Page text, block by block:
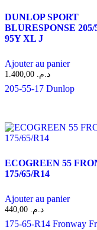
DUNLOP SPORT
BLURESPONSE 205/
95Y XL J
Ajouter au panier
د.م.
205-55-17 Dunlop
ECOGREEN 55
175/65/R14
Ajouter au panier
د.م.
175-65-R14 Fronway